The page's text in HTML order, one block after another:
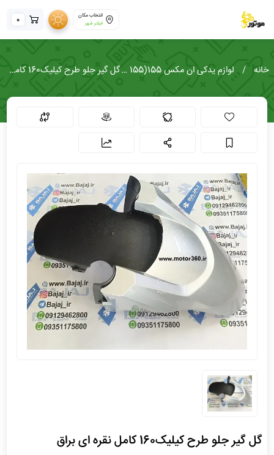
انتخاب مکان
فیلتر شهر
0
خانه لوازم یدکی ان مکس 155(NMAX 155) گل گیر جلو طرح کیلیک160 کامل نقره ای براق
گل گیر جلو طرح کیلیک160 کامل نقره ای براق